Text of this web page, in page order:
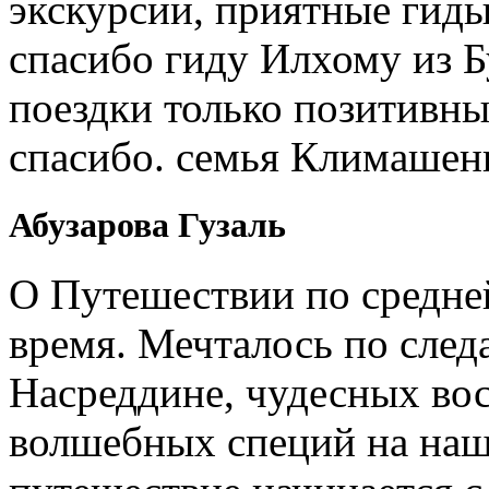
спасибо гиду Илхому из
поездки только
спасибо. семья
Абузарова Гузаль
О Путешествии по
время. Мечталось по
Насреддине, чудесных
волшебных специй на